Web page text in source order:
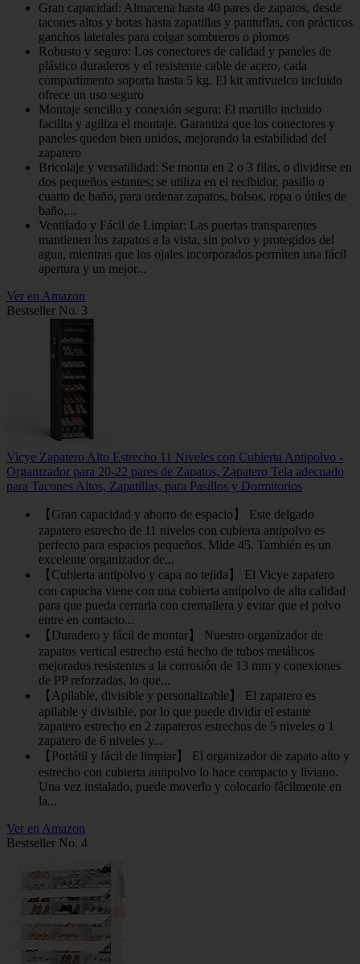
Gran capacidad: Almacena hasta 40 pares de zapatos, desde
tacones altos y botas hasta zapatillas y pantuflas, con prácticos
ganchos laterales para colgar sombreros o plomos
Robusto y seguro: Los conectores de calidad y paneles de
plástico duraderos y el resistente cable de acero, cada
compartimento soporta hasta 5 kg. El kit antivuelco incluido
ofrece un uso seguro
Montaje sencillo y conexión segura: El martillo incluido
facilita y agiliza el montaje. Garantiza que los conectores y
paneles queden bien unidos, mejorando la estabilidad del
zapatero
Bricolaje y versatilidad: Se monta en 2 o 3 filas, o dividirse en
dos pequeños estantes; se utiliza en el recibidor, pasillo o
cuarto de baño, para ordenar zapatos, bolsos, ropa o útiles de
baño,...
Ventilado y Fácil de Limpiar: Las puertas transparentes
mantienen los zapatos a la vista, sin polvo y protegidos del
agua, mientras que los ojales incorporados permiten una fácil
apertura y un mejor...
Ver en Amazon
Bestseller No. 3
Vicye Zapatero Alto Estrecho 11 Niveles con Cubierta Antipolvo -
Organizador para 20-22 pares de Zapatos, Zapatero Tela adecuado
para Tacones Altos, Zapatillas, para Pasillos y Dormitorios
【Gran capacidad y ahorro de espacio】 Este delgado
zapatero estrecho de 11 niveles con cubierta antipolvo es
perfecto para espacios pequeños. Mide 45. También es un
excelente organizador de...
【Cubierta antipolvo y capa no tejida】 El Vicye zapatero
con capucha viene con una cubierta antipolvo de alta calidad
para que pueda cerrarla con cremallera y evitar que el polvo
entre en contacto...
【Duradero y fácil de montar】 Nuestro organizador de
zapatos vertical estrecho está hecho de tubos metálicos
mejorados resistentes a la corrosión de 13 mm y conexiones
de PP reforzadas, lo que...
【Apilable, divisible y personalizable】 El zapatero es
apilable y divisible, por lo que puede dividir el estante
zapatero estrecho en 2 zapateros estrechos de 5 niveles o 1
zapatero de 6 niveles y...
【Portátil y fácil de limpiar】 El organizador de zapato alto y
estrecho con cubierta antipolvo lo hace compacto y liviano.
Una vez instalado, puede moverlo y colocarlo fácilmente en
la...
Ver en Amazon
Bestseller No. 4